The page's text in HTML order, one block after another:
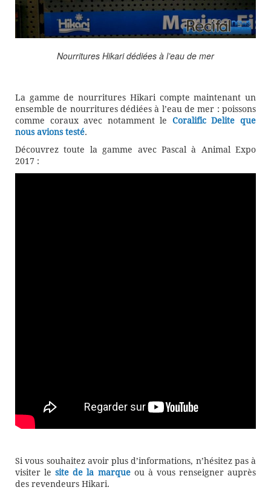
Nourritures Hikari dédiées à l’eau de mer
La gamme de nourritures Hikari compte maintenant un
ensemble de nourritures dédiées à l’eau de mer : poissons
comme coraux avec notamment le Coralific Delite que
nous avions testé.
Découvrez toute la gamme avec Pascal à Animal Expo
2017 :
Si vous souhaitez avoir plus d’informations, n’hésitez pas à
visiter lesite de la marqueou à vous renseigner auprès
des revendeurs Hikari.